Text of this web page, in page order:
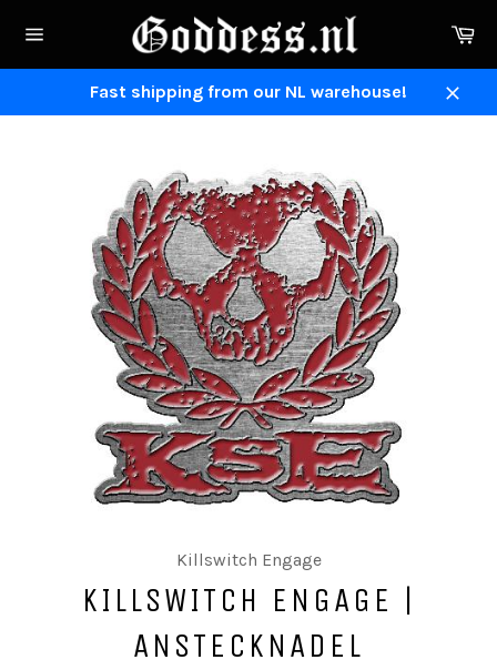
zum
Seitennavigation
Fast shipping from our NL warehouse!
Killswitch Engage
KILLSWITCH ENGAGE |
ANSTECKNADEL